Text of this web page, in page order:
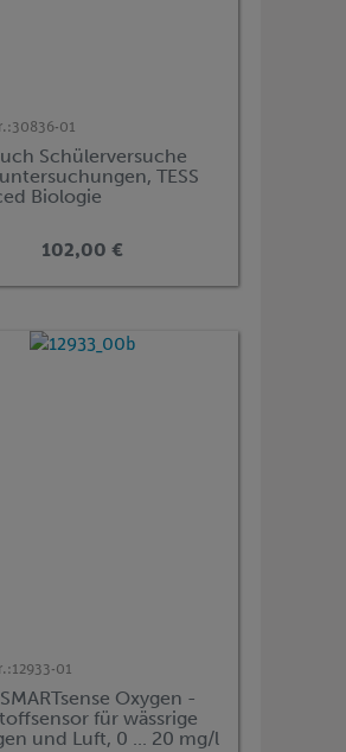
30836-01
Schülerversuche
TESS
Biologie
102,00 €
12933-01
Oxygen -
für wässrige
und Luft, 0 ... 20 mg/l